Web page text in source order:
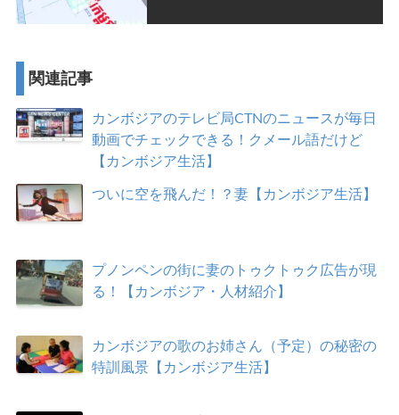
関連記事
カンボジアのテレビ局CTNのニュースが毎日
動画でチェックできる！クメール語だけど
【カンボジア生活】
ついに空を飛んだ！？妻【カンボジア生活】
プノンペンの街に妻のトゥクトゥク広告が現
る！【カンボジア・人材紹介】
カンボジアの歌のお姉さん（予定）の秘密の
特訓風景【カンボジア生活】